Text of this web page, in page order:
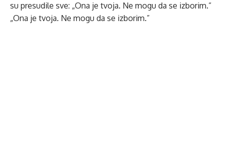
su presudile sve: „Ona je tvoja. Ne mogu da se izborim.”
„Ona je tvoja. Ne mogu da se izborim.”